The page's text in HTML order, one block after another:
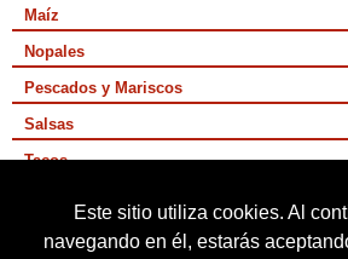
Este sitio utiliza cookies. Al
navegando en él, estarás
Maíz
Nopales
Pescados y Mariscos
Salsas
Tacos
Vegetarianas